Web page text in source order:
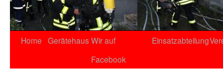
Home Gerätehaus Wir auf
Facebook
Einsatzabteilung